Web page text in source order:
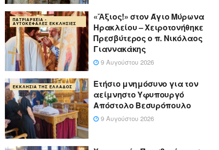
ΠΑΤΡΙΑΡΧΕΊΑ -
ΑΥΤΟΚΈΦΑΛΕΣ ΕΚΚΛΗΣΊΕΣ
«Ἄξιος!» στον Άγιο Μύρωνα
Ηρακλείου – Χειροτονήθηκε
Πρεσβύτερος ο π. Νικόλαος
Γιαννακάκης
9 Αυγούστου 2026
ΕΚΚΛΗΣΊΑ ΤΗΣ ΕΛΛΆΔΟΣ
Ετήσιο μνημόσυνο για τον
αείμνηστο Υφυπουργό
Απόστολο Βεσυρόπουλο
9 Αυγούστου 2026